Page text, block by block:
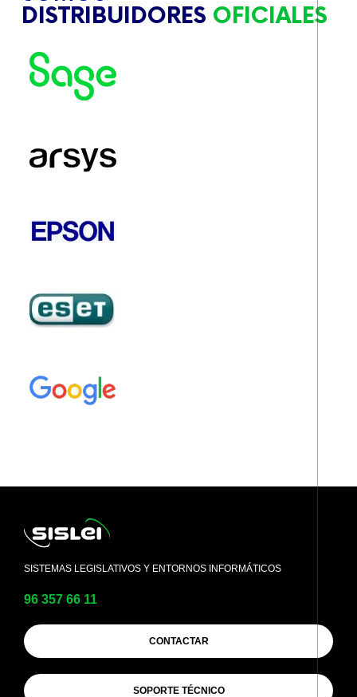
DISTRIBUIDORES OFICIALES
SISTEMAS LEGISLATIVOS Y ENTORNOS INFORMÁTICOS
96 357 66 11
CONTACTAR
SOPORTE TÉCNICO